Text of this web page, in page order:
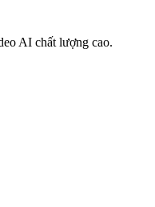
AI chất lượng cao.